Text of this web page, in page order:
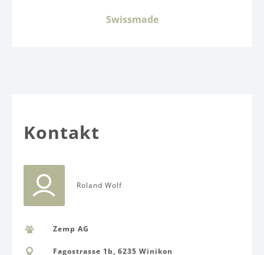
Swissmade
Kontakt
Roland Wolf
Zemp AG
Fagostrasse 1b, 6235 Winikon